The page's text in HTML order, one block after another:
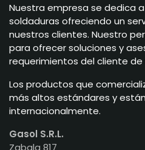
Nuestra empresa se dedica
soldaduras ofreciendo un
nuestros clientes. Nuestro
para ofrecer soluciones y
requerimientos del cliente
Los productos que
más altos estándares y
internacionalmente.
Gasol S.R.L.
Zabala 817